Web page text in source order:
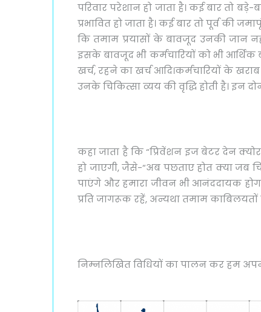
परिवार परेशान हो जाता है। कई बार तो
प्रभावित हो जाता है। कई बार तो पूर्व की
कि तमाम प्रयासों के बावजूद उनकी जान
इसके बावजूद भी कर्मचारियों को भी आर्थिक
खर्च, रहने का खर्च आदि।कर्मचारियों के
उनके चिकित्सा व्यय की वृद्धि होती है। इन
कहा जाता है कि “प्रिवेंशन इज बेटर देन
हो जाएगी, जैसे-“अब पछताए होत क्या जब
पाएंगे और हमारा जीवन भी आनंददायक
प्रति जागरूक रहें, अन्यथा तमाम काबिलयतों
निम्नलिखित विधियों का पालन कर हम